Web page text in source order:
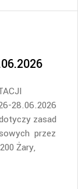
28.06.2026
zasad
przez
Żary,